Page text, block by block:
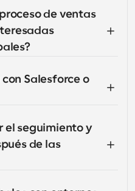
de ventas
Salesforce o
el seguimiento y
de las